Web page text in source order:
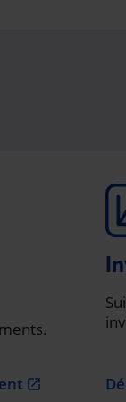
open_in_new